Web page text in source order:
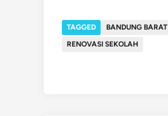
TAGGED BANDUNG BARAT
RENOVASI SEKOLAH